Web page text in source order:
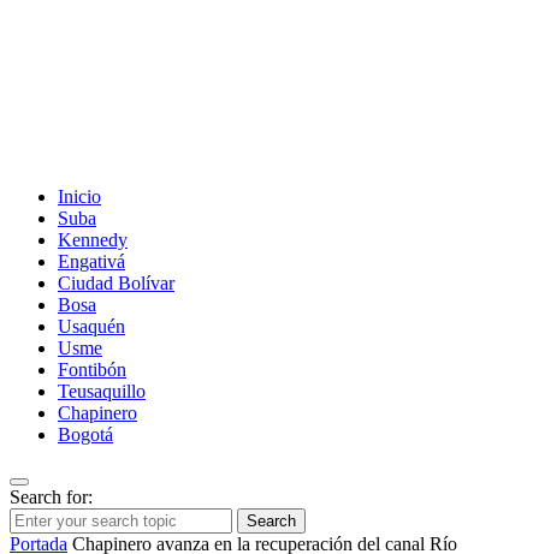
Inicio
Suba
Kennedy
Engativá
Ciudad Bolívar
Bosa
Usaquén
Usme
Fontibón
Teusaquillo
Chapinero
Bogotá
Search for:
Search
Portada Chapinero avanza en la recuperación del canal Río